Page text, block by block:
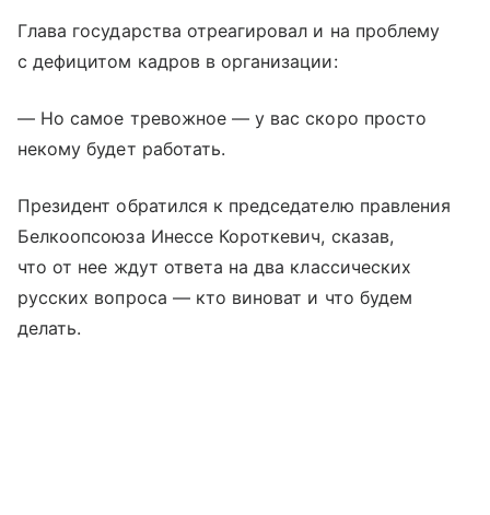
Глава государства отреагировал и на проблему
с дефицитом кадров в организации:
— Но самое тревожное — у вас скоро просто
некому будет работать.
Президент обратился к председателю правления
Белкоопсоюза Инессе Короткевич, сказав,
что от нее ждут ответа на два классических
русских вопроса — кто виноват и что будем
делать.